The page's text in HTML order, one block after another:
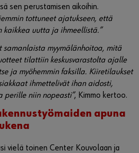
sen perustamisen aikoihin.
tottuneet ajatukseen, että
uutta ja ihmeellistä.”
samanlaista myymälänhoitoa, mitä
tilattiin keskusvarastolta ajalle
ja myöhemmin faksilla. Kiiretilaukset
ihmettelivät ihan aidosti,
perille niin nopeasti”, Kimmo kertoo.
apuna
vielä toinen Center Kouvolaan ja